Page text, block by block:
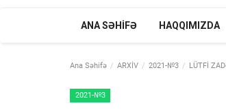
ANA SƏHİFƏ HAQQIMIZDA
Ana Səhifə ARXİV 2021-№3 LÜTFİ
2021-№3